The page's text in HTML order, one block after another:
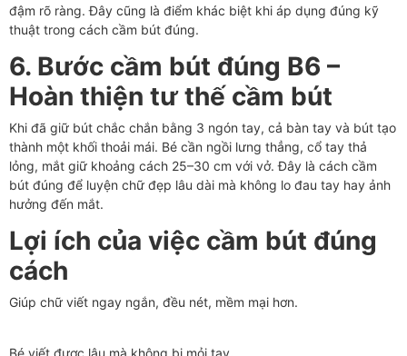
đậm rõ ràng. Đây cũng là điểm khác biệt khi áp dụng đúng kỹ
thuật trong cách cầm bút đúng.
6. Bước cầm bút đúng B6 –
Hoàn thiện tư thế cầm bút
Khi đã giữ bút chắc chắn bằng 3 ngón tay, cả bàn tay và bút tạo
thành một khối thoải mái. Bé cần ngồi lưng thẳng, cổ tay thả
lỏng, mắt giữ khoảng cách 25–30 cm với vở. Đây là cách cầm
bút đúng để luyện chữ đẹp lâu dài mà không lo đau tay hay ảnh
hưởng đến mắt.
Lợi ích của việc cầm bút đúng
cách
Giúp chữ viết ngay ngắn, đều nét, mềm mại hơn.
Bé viết được lâu mà không bị mỏi tay.